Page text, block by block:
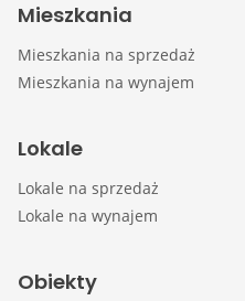
Mieszkania
Mieszkania na sprzedaż
Mieszkania na wynajem
Lokale
Lokale na sprzedaż
Lokale na wynajem
Obiekty